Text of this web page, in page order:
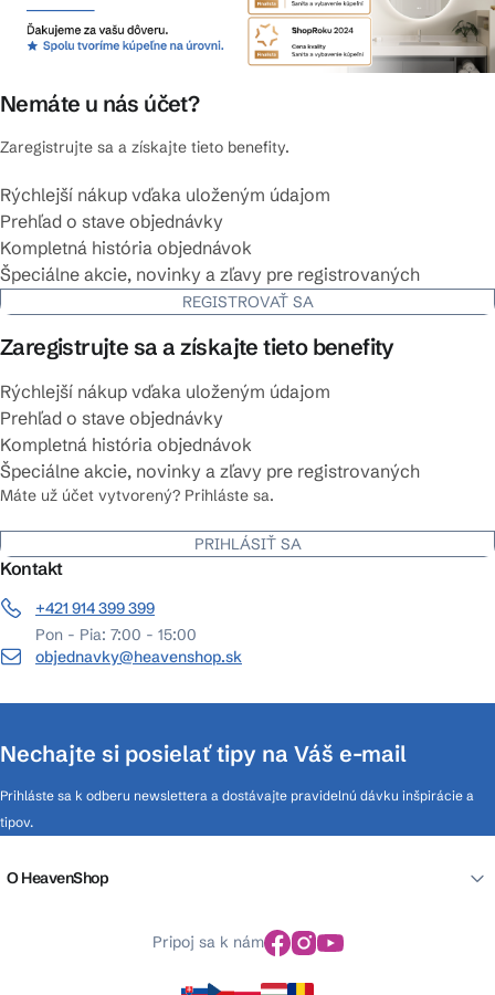
Nemáte u nás účet?
Zaregistrujte sa a získajte tieto benefity.
Rýchlejší nákup vďaka uloženým údajom
Prehľad o stave objednávky
Kompletná história objednávok
Špeciálne akcie, novinky a zľavy pre registrovaných
REGISTROVAŤ SA
Zaregistrujte sa a získajte tieto benefity
Rýchlejší nákup vďaka uloženým údajom
Prehľad o stave objednávky
Kompletná história objednávok
Špeciálne akcie, novinky a zľavy pre registrovaných
Máte už účet vytvorený? Prihláste sa.
PRIHLÁSIŤ SA
Kontakt
+421 914 399 399
Pon - Pia: 7:00 - 15:00
objednavky@heavenshop.sk
Nechajte si posielať tipy na Váš e-mail
Prihláste sa k odberu newslettera a dostávajte pravidelnú dávku inšpirácie a
tipov.
O HeavenShop
Pripoj sa k nám